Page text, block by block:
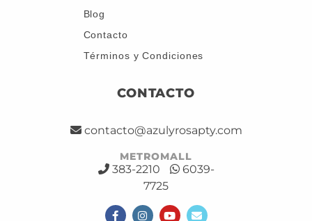
Blog
Contacto
Términos y Condiciones
CONTACTO
contacto@azulyrosapty.com
METROMALL
383-2210
6039-
7725